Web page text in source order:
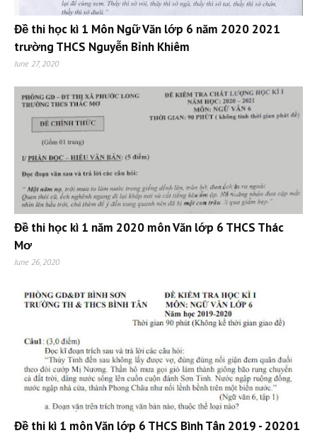
Đề thi học kì 1 Môn Ngữ Văn lớp 6 năm 2020 2021
trường THCS Nguyễn Bỉnh Khiêm
June 27, 2020
Đề thi học kì 1 năm 2020 môn Văn lớp 6 THCS Thác
Mơ
June 26, 2020
Đề thi kì 1 môn Văn lớp 6 THCS Bình Tân 2019 - 20201